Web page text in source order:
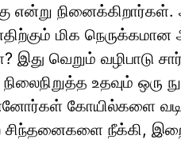
என்று
மிக நெருக்கமான
இது வெறும் வழிபாடு
உதவும் ஒரு
கோயில்களை
நீக்கி,